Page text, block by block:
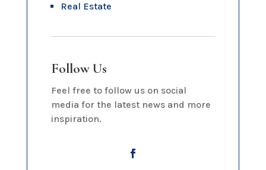
Real Estate
Follow Us
Feel free to follow us on social
media for the latest news and more
inspiration.